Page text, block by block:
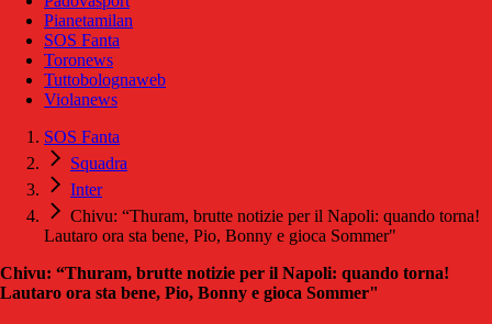
Pianetamilan
SOS Fanta
Toronews
Tuttobolognaweb
Violanews
SOS Fanta
Squadra
Inter
Chivu: “Thuram, brutte notizie per il Napoli: quando torna!
Lautaro ora sta bene, Pio, Bonny e gioca Sommer"
Chivu: “Thuram, brutte notizie per il Napoli: quando torna!
Lautaro ora sta bene, Pio, Bonny e gioca Sommer"